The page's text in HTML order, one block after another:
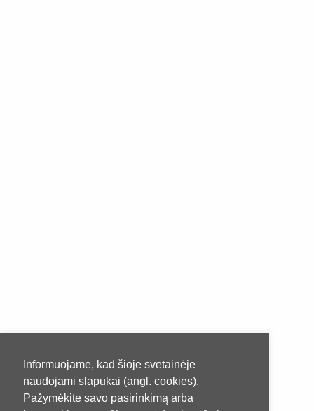
Informuojame, kad šioje svetainėje
naudojami slapukai (angl. cookies).
Pažymėkite savo pasirinkimą arba